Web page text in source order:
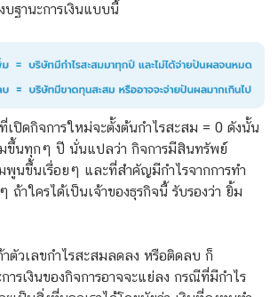
ฐานะการเงินแบบนี้
ปิดกิจการใหม่จะตั้งต้นกำไรสะสม = 0 ดังนั้น
มขึ้นทุกๆ ปี นั่นแปลว่า กิจการมีสินทรัพย์
นขึ้นเรื่อยๆ และที่สำคัญมีกำไรจากการทำ
ถ้าใครได้เป็นเจ้าของธุรกิจนี้ รับรองว่า ยิ้ม
ตัวเลขกำไรสะสมลดลง หรือติดลบ ก็
ารเงินของกิจการอาจจะแย่ลง กรณีที่มีกำไร